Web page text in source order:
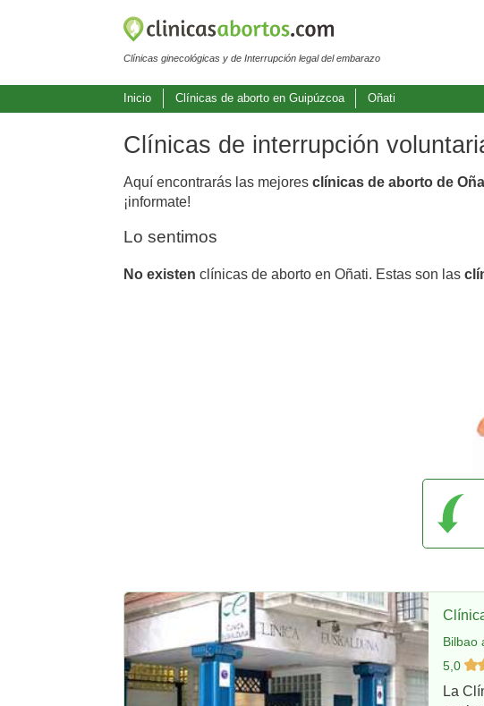
Clínicas ginecológicas y de Interrupción legal del embarazo
Inicio Clínicas de aborto en Guipúzcoa Oñati
Clínicas de interrupción
Aquí encontrarás las mejores clínicas de aborto de
¡informate!
Lo sentimos
No existen clínicas de aborto en Oñati. Estas son las
Bilbao
5,0
La